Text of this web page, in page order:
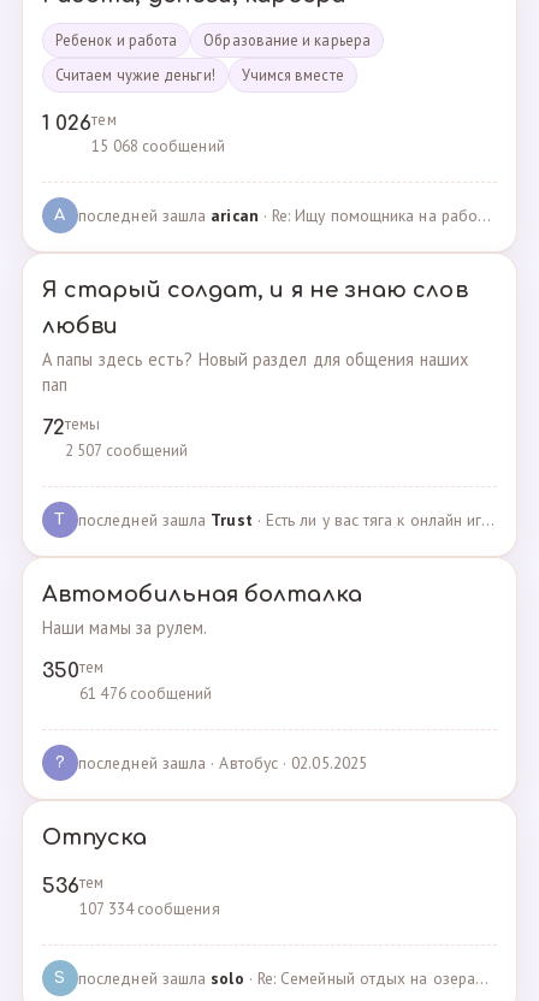
Ребенок и работа
Образование и карьера
Считаем чужие деньги!
Учимся вместе
1 026тем
15 068 сообщений
A последней зашла arican · Re: Ищу помощника на работе · 14.01.2025
Я старый солдат, и я не знаю слов
любви
А папы здесь есть? Новый раздел для общения наших
пап
72темы
2 507 сообщений
T последней зашла Trust · Есть ли у вас тяга к онлайн играм? · 02.05.2025
Автомобильная болталка
Наши мамы за рулем.
350тем
61 476 сообщений
? последней зашла · Автобус · 02.05.2025
Отпуска
536тем
107 334 сообщения
S последней зашла solo · Re: Семейный отдых на озерах Челябинской области. П… · 04.05.2025